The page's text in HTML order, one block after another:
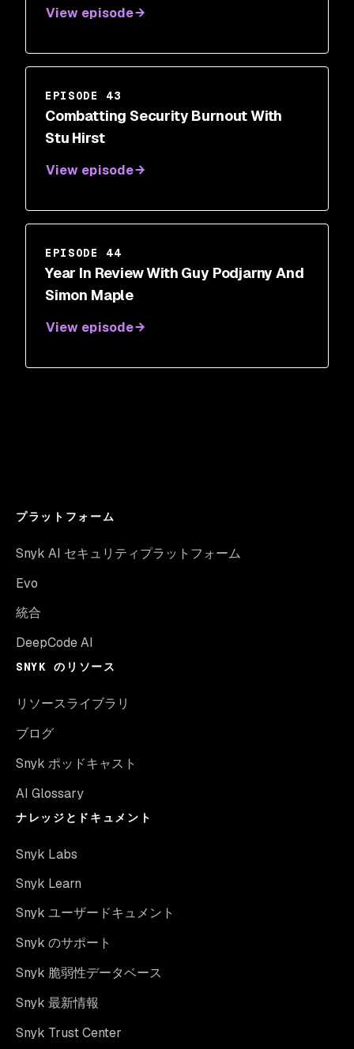
View episode
EPISODE 43
Combatting Security Burnout With
Stu Hirst
View episode
EPISODE 44
Year In Review With Guy Podjarny And
Simon Maple
View episode
プラットフォーム
Snyk AI セキュリティプラットフォーム
Evo
統合
DeepCode AI
SNYK のリソース
リソースライブラリ
ブログ
Snyk ポッドキャスト
AI Glossary
ナレッジとドキュメント
Snyk Labs
Snyk Learn
Snyk ユーザードキュメント
Snyk のサポート
Snyk 脆弱性データベース
Snyk 最新情報
Snyk Trust Center